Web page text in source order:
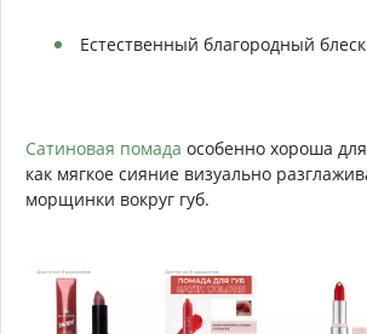
Естественный благородный
Сатиновая помада особенно хороша
как мягкое сияние визуально
морщинки вокруг губ.